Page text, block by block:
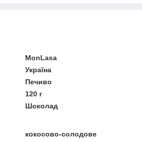
MonLasa
Україна
Печиво
120 г
Шоколад
кокосово-солодове